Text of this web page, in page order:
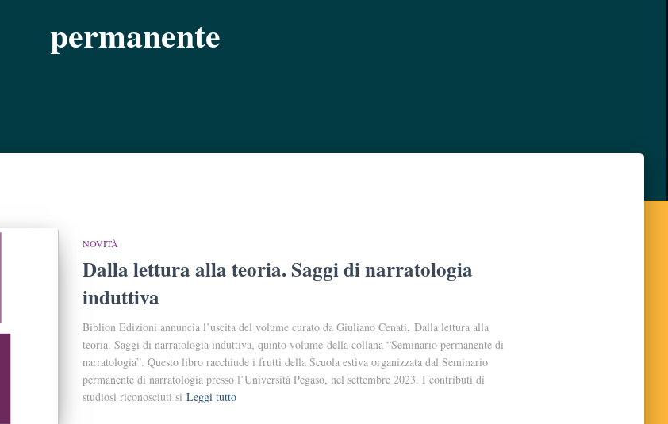
permanente
NOVITÀ
Dalla lettura alla teoria. Saggi di narratologia
induttiva
Biblion Edizioni annuncia l’uscita del volume curato da Giuliano Cenati, Dalla lettura alla
teoria. Saggi di narratologia induttiva, quinto volume della collana “Seminario permanente di
narratologia”. Questo libro racchiude i frutti della Scuola estiva organizzata dal Seminario
permanente di narratologia presso l’Università Pegaso, nel settembre 2023. I contributi di
studiosi riconosciuti si Leggi tutto